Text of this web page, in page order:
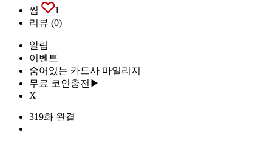
찜
1
리뷰 (0)
알림
이벤트
숨어있는 카드사 마일리지
무료 코인충전▶
X
319화 완결